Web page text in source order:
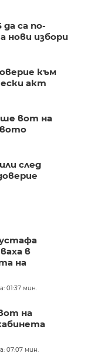
са по-
нови избори
към
акт
вот на
след
в
на
01:37 мин.
на
07:07 мин.